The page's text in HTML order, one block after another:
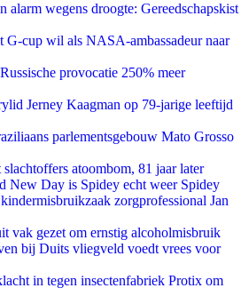
alarm wegens droogte: Gereedschapskist
G-cup wil als NASA-ambassadeur naar
provocatie 250% meer
Jerney Kaagman op 79-jarige leeftijd
parlementsgebouw Mato Grosso
atoombom, 81 jaar later
New Day is Spidey echt weer Spidey
zorgprofessional Jan
vak gezet om ernstig alcoholmisbruik
bij Duits vliegveld voedt vrees voor
in tegen insectenfabriek Protix om